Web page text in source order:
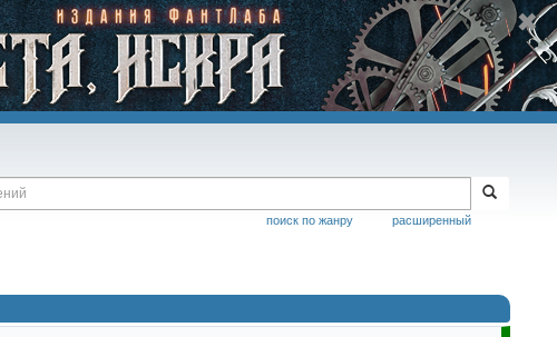
расширенный
поиск по жанру